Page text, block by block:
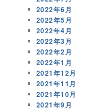
2022年6月
2022年5月
2022年4月
2022年3月
2022年2月
2022年1月
2021年12月
2021年11月
2021年10月
2021年9月